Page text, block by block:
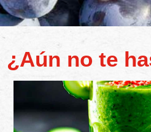
¿Aún no te